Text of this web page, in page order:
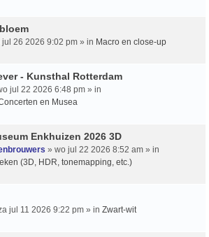
jul 26 2026 9:02 pm » in Macro en close-up
- Kunsthal Rotterdam
jul 22 2026 6:48 pm » in
en Musea
Enkhuizen 2026 3D
» wo jul 22 2026 8:52 am » in
(3D, HDR, tonemapping, etc.)
jul 11 2026 9:22 pm » in Zwart-wit